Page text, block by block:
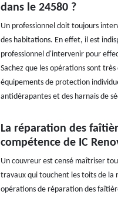
dans le 24580 ?
Un professionnel doit toujours
des habitations. En effet, il est
professionnel d'intervenir pour
Sachez que les opérations sont
équipements de protection
antidérapantes et des harnais de
La réparation des
compétence de IC
Un couvreur est censé maîtriser
travaux qui touchent les toits de la
opérations de réparation des